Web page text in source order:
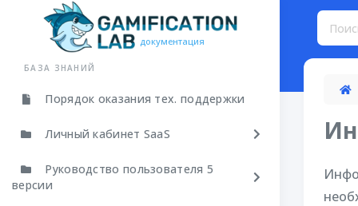
документация
БАЗА ЗНАНИЙ
Порядок оказания тех. поддержки
Личный кабинет SaaS
Руководство пользователя 5
версии